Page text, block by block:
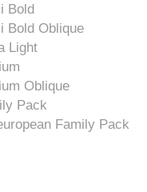
Bold
Bold Oblique
Light
Oblique
Pack
Family Pack